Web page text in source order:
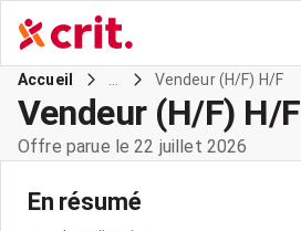
Accueil Vendeur (H/F) H/F
Vendeur (H/F) H/F
Offre parue le 22 juillet 2026
En résumé